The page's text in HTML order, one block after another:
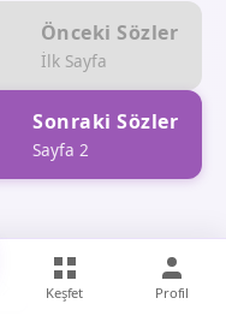
Önceki Sözler
İlk Sayfa
Sonraki Sözler
Sayfa 2
Keşfet Profil